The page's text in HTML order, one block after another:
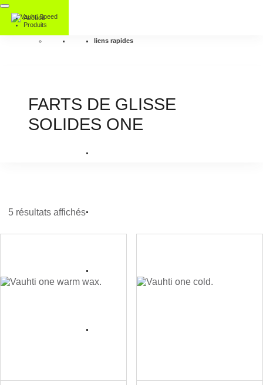
Accueil
Produits
liens rapides
FARTS DE GLISSE
SOLIDES ONE
5 résultats affichés